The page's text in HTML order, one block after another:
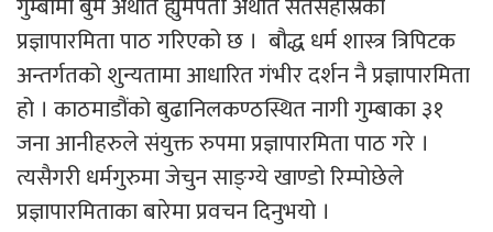
प्रज्ञापारमिता पाठ गरिएको छ । बौद्ध धर्म शास्त्र त्रिपिटक
अन्तर्गतको शुन्यतामा आधारित गंभीर दर्शन नै प्रज्ञापारमिता
हो । काठमाडौंको बुढानिलकण्ठस्थित नागी गुम्बाका ३१
जना आनीहरुले संयुक्त रुपमा प्रज्ञापारमिता पाठ गरे ।
त्यसैगरी धर्मगुरुमा जेचुन साङ्ग्ये खाण्डो रिम्पोछेले
प्रज्ञापारमिताका बारेमा प्रवचन दिनुभयो ।